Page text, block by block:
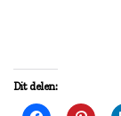
Dit delen: